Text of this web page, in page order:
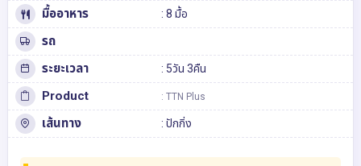
มื้ออาหาร : 8 มื้อ
รถ
ระยะเวลา
: 5วัน 3คืน
Product : TTN Plus
เส้นทาง : ปักกิ่ง